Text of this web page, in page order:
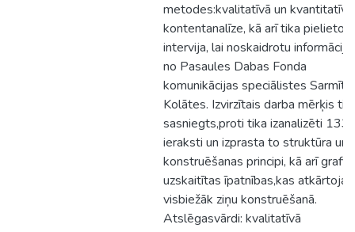
metodes:kvalitatīvā un kvantitatīvā
kontentanalīze, kā arī tika pielietota
intervija, lai noskaidrotu informāciju
no Pasaules Dabas Fonda
komunikācijas speciālistes
Kolātes. Izvirzītais darba mērķis
sasniegts,proti tika izanalizēti 133
ieraksti un izprasta to struktūra un
konstruēšanas principi, kā arī
uzskaitītas īpatnības,kas atkārtojas
visbiežāk ziņu konstruēšanā.
Atslēgasvārdi: kvalitatīvā